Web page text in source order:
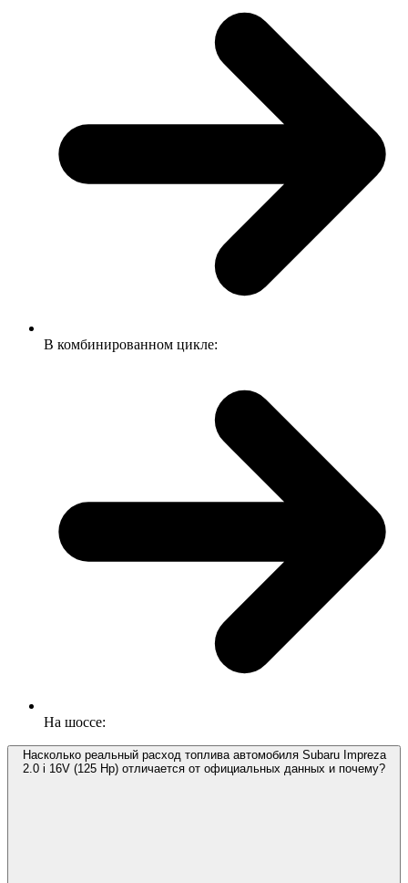
В комбинированном цикле:
На шоссе:
Насколько реальный расход топлива автомобиля Subaru Impreza
2.0 i 16V (125 Hp) отличается от официальных данных и почему?